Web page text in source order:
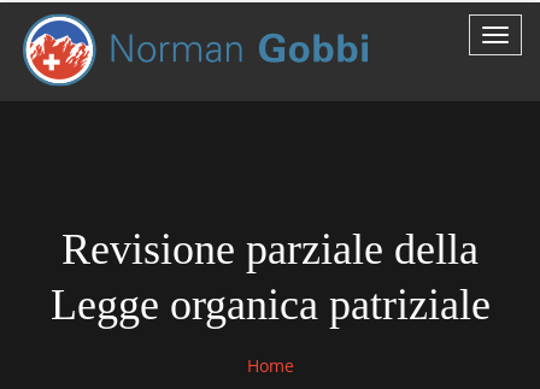
Revisione parziale della
Legge organica patriziale
Home